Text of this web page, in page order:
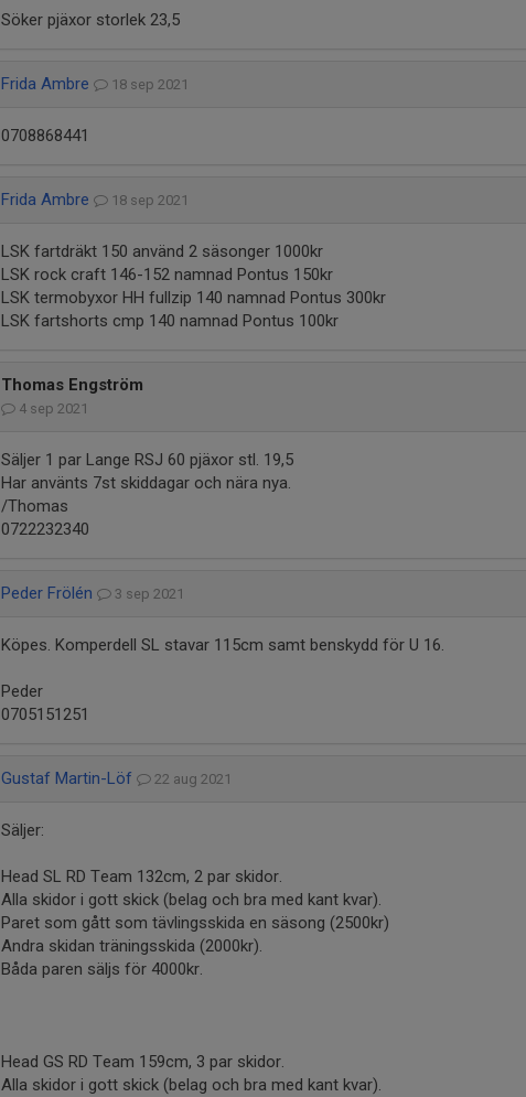
Söker pjäxor storlek 23,5
Frida Ambre 18 sep 2021
0708868441
Frida Ambre 18 sep 2021
LSK fartdräkt 150 använd 2 säsonger 1000kr
LSK rock craft 146-152 namnad Pontus 150kr
LSK termobyxor HH fullzip 140 namnad Pontus 300kr
LSK fartshorts cmp 140 namnad Pontus 100kr
Thomas Engström
4 sep 2021
Säljer 1 par Lange RSJ 60 pjäxor stl. 19,5
Har använts 7st skiddagar och nära nya.
/Thomas
0722232340
Peder Frölén 3 sep 2021
Köpes. Komperdell SL stavar 115cm samt benskydd för U 16.
Peder
0705151251
Gustaf Martin-Löf 22 aug 2021
Säljer:
Head SL RD Team 132cm, 2 par skidor.
Alla skidor i gott skick (belag och bra med kant kvar).
Paret som gått som tävlingsskida en säsong (2500kr)
Andra skidan träningsskida (2000kr).
Båda paren säljs för 4000kr.
Head GS RD Team 159cm, 3 par skidor.
Alla skidor i gott skick (belag och bra med kant kvar).